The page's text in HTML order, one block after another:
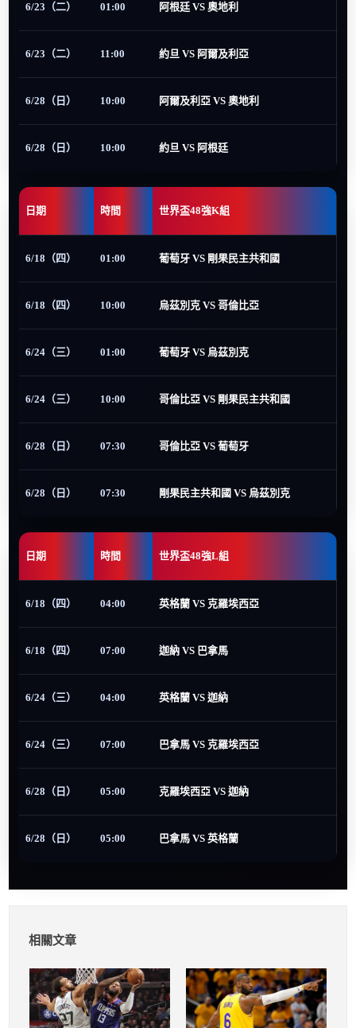
6/23（二） 01:00 阿根廷 VS 奧地利
6/23（二） 11:00 約旦 VS 阿爾及利亞
6/28（日） 10:00 阿爾及利亞 VS 奧地利
6/28（日） 10:00 約旦 VS 阿根廷
日期 時間 世界盃48強K組
6/18（四） 01:00 葡萄牙 VS 剛果民主共和國
6/18（四） 10:00 烏茲別克 VS 哥倫比亞
6/24（三） 01:00 葡萄牙 VS 烏茲別克
6/24（三） 10:00 哥倫比亞 VS 剛果民主共和國
6/28（日） 07:30 哥倫比亞 VS 葡萄牙
6/28（日） 07:30 剛果民主共和國 VS 烏茲別克
日期 時間 世界盃48強L組
6/18（四） 04:00 英格蘭 VS 克羅埃西亞
6/18（四） 07:00 迦納 VS 巴拿馬
6/24（三） 04:00 英格蘭 VS 迦納
6/24（三） 07:00 巴拿馬 VS 克羅埃西亞
6/28（日） 05:00 克羅埃西亞 VS 迦納
6/28（日） 05:00 巴拿馬 VS 英格蘭
相關文章